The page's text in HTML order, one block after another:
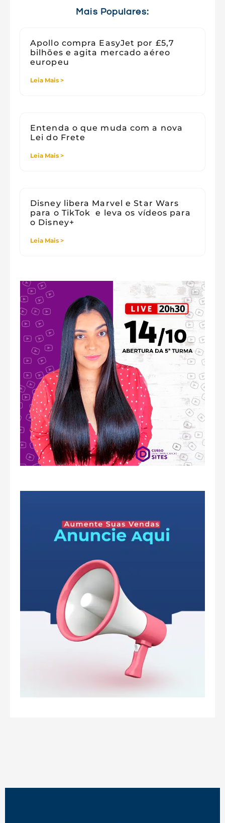
Mais Populares:
Apollo compra EasyJet por £5,7
bilhões e agita mercado aéreo
europeu
Leia Mais >
Entenda o que muda com a nova
Lei do Frete
Leia Mais >
Disney libera Marvel e Star Wars
para o TikTok e leva os vídeos para
o Disney+
Leia Mais >